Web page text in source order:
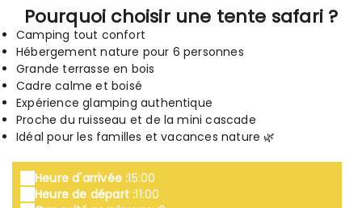
Pourquoi choisir une tente safari ?
Camping tout confort
Hébergement nature pour 6 personnes
Grande terrasse en bois
Cadre calme et boisé
Expérience glamping authentique
Proche du ruisseau et de la mini cascade
Idéal pour les familles et vacances nature 🌿
Heure d'arrivée :15:00
Heure de départ :11:00